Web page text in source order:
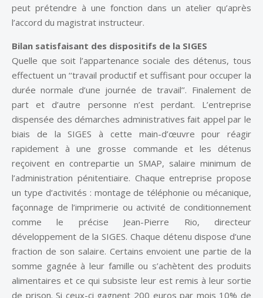
peut prétendre à une fonction dans un atelier qu’après
l’accord du magistrat instructeur.
Bilan satisfaisant des dispositifs de la SIGES
Quelle que soit l’appartenance sociale des détenus, tous
effectuent un ‘‘travail productif et suffisant pour occuper la
durée normale d’une journée de travail’’. Finalement de
part et d’autre personne n’est perdant. L’entreprise
dispensée des démarches administratives fait appel par le
biais de la SIGES à cette main-d’œuvre pour réagir
rapidement à une grosse commande et les détenus
reçoivent en contrepartie un SMAP, salaire minimum de
l’administration pénitentiaire. Chaque entreprise propose
un type d’activités : montage de téléphonie ou mécanique,
façonnage de l’imprimerie ou activité de conditionnement
comme le précise Jean-Pierre Rio, directeur
développement de la SIGES. Chaque détenu dispose d’une
fraction de son salaire. Certains envoient une partie de la
somme gagnée à leur famille ou s’achètent des produits
alimentaires et ce qui subsiste leur est remis à leur sortie
de prison. Si ceux-ci gagnent 200 euros par mois 10% de